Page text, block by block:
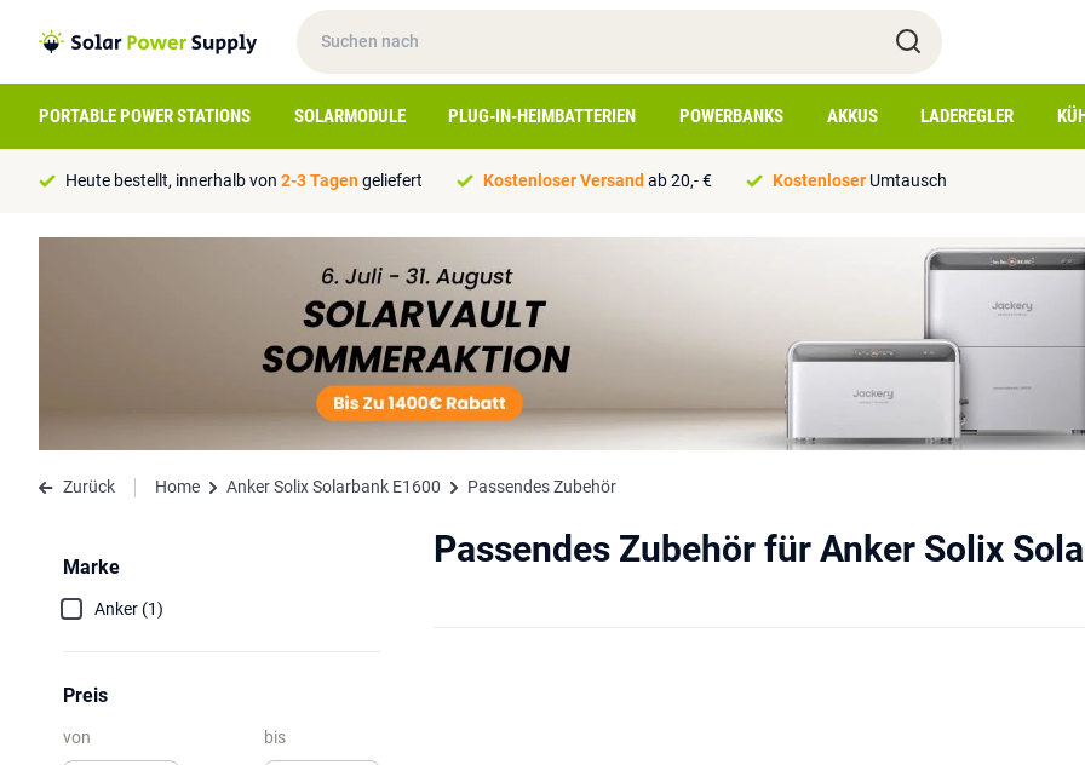
PORTABLE POWER STATIONS SOLARMODULE PLUG-IN-HEIMBATTERIEN POWERBANKS AKKUS LADEREGLER
Heute bestellt, innerhalb von 2-3 Tagengeliefert Kostenloser Versand ab 20,- € Kostenloser Umtausch
Zurück Home Anker Solix Solarbank E1600 Passendes Zubehör
Marke
Anker (1)
Preis
von bis
Passendes Zubehör für Anker Solix